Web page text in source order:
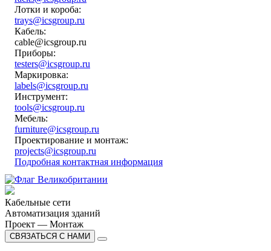
Лотки и короба:
trays@icsgroup.ru
Кабель:
cable@icsgroup.ru
Приборы:
testers@icsgroup.ru
Маркировка:
labels@icsgroup.ru
Инструмент:
tools@icsgroup.ru
Мебель:
furniture@icsgroup.ru
Проектирование и монтаж:
projects@icsgroup.ru
Подробная контактная информация
Кабельные сети
Автоматизация зданий
Проект — Монтаж
СВЯЗАТЬСЯ С НАМИ